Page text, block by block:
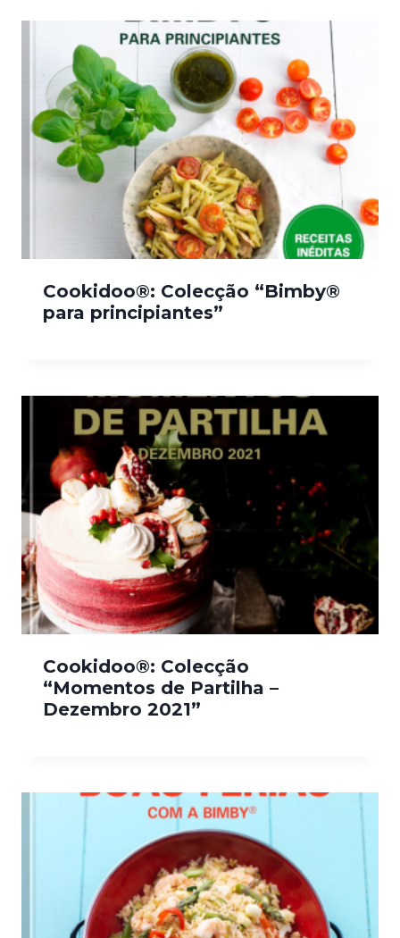
Cookidoo®: Colecção “Bimby®
para principiantes”
Cookidoo®: Colecção
“Momentos de Partilha –
Dezembro 2021”